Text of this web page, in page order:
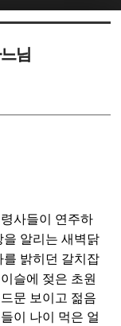
님
사들이 연주하
을 알리는 새벽닭
를 밝히던 갈치잡
슬에 젖은 초원
문 보이고 젊음
이 나이 먹은 얼
5
5